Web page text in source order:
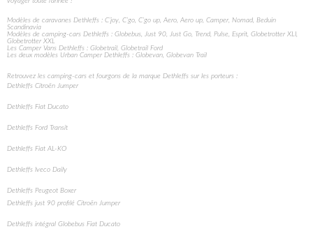
Modèles de caravanes Dethleffs : C’joy, C’go, C’go up, Aero, Aero up, Camper, Nomad, Beduin
Scandinavia
Modèles de camping-cars Dethleffs : Globebus, Just 90, Just Go, Trend, Pulse, Esprit, Globetrotter XLI,
Globetrotter XXL
Les Camper Vans Dethleffs : Globetrail, Globetrail Ford
Les deux modèles Urban Camper Dethleffs : Globevan, Globevan Trail
Retrouvez les camping-cars et fourgons de la marque Dethleffs sur les porteurs :
Dethleffs Citroën Jumper
Dethleffs Fiat Ducato
Dethleffs Ford Transit
Dethleffs Fiat AL-KO
Dethleffs Iveco Daily
Dethleffs Peugeot Boxer
Dethleffs just 90 profilé Citroën Jumper
Dethleffs intégral Globebus Fiat Ducato